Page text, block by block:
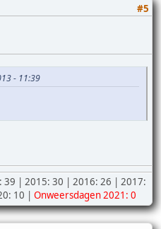
#5
- 11:39
39 | 2015: 30 | 2016: 26 | 2017:
10 | Onweersdagen 2021: 0